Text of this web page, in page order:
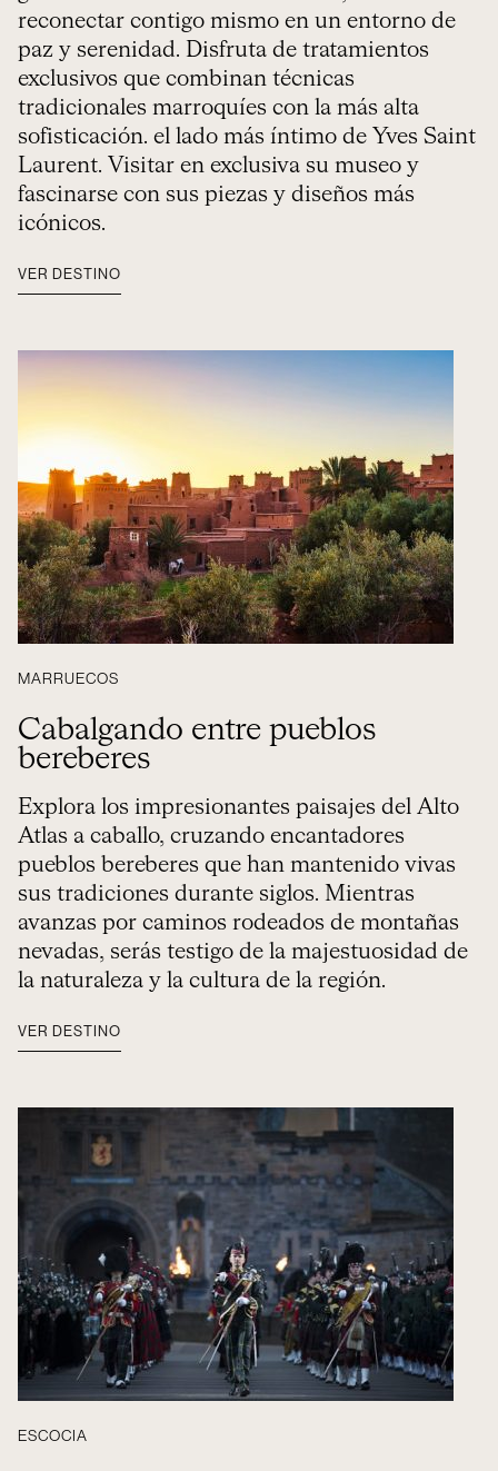
reconectar contigo mismo en un entorno de
paz y serenidad. Disfruta de tratamientos
exclusivos que combinan técnicas
tradicionales marroquíes con la más alta
sofisticación. el lado más íntimo de Yves Saint
Laurent. Visitar en exclusiva su museo y
fascinarse con sus piezas y diseños más
icónicos.
VER DESTINO
MARRUECOS
Cabalgando entre pueblos
bereberes
Explora los impresionantes paisajes del Alto
Atlas a caballo, cruzando encantadores
pueblos bereberes que han mantenido vivas
sus tradiciones durante siglos. Mientras
avanzas por caminos rodeados de montañas
nevadas, serás testigo de la majestuosidad de
la naturaleza y la cultura de la región.
VER DESTINO
ESCOCIA